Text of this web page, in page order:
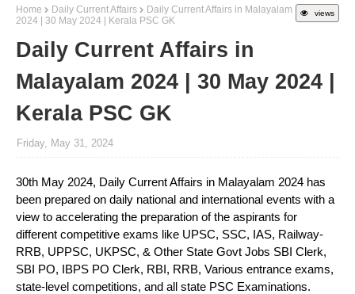
views
Home Daily Current Affairs
Daily Current Affairs in Malayalam
2024 | 30 May 2024 | Kerala PSC GK
Daily Current Affairs in
Malayalam 2024 | 30 May 2024 |
Kerala PSC GK
Friday, May 31, 2024
30th May 2024, Daily Current Affairs in Malayalam 2024 has
been prepared on daily national and international events with a
view to accelerating the preparation of the aspirants for
different competitive exams like UPSC, SSC, IAS, Railway-
RRB, UPPSC, UKPSC, & Other State Govt Jobs SBI Clerk,
SBI PO, IBPS PO Clerk, RBI, RRB, Various entrance exams,
state-level competitions, and all state PSC Examinations.